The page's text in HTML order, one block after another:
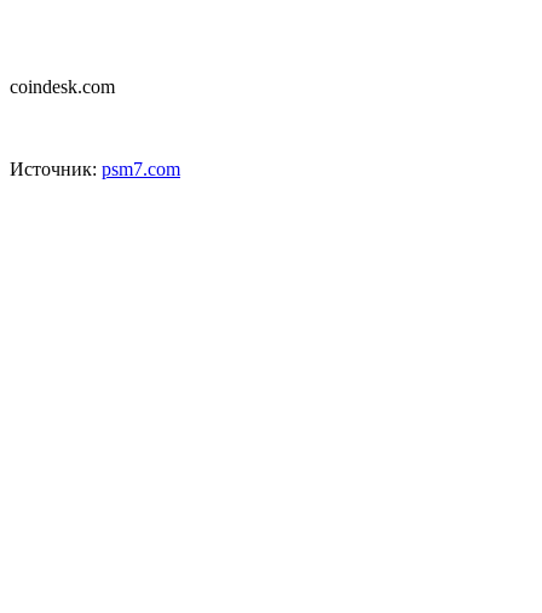
coindesk.com
Источник: psm7.com